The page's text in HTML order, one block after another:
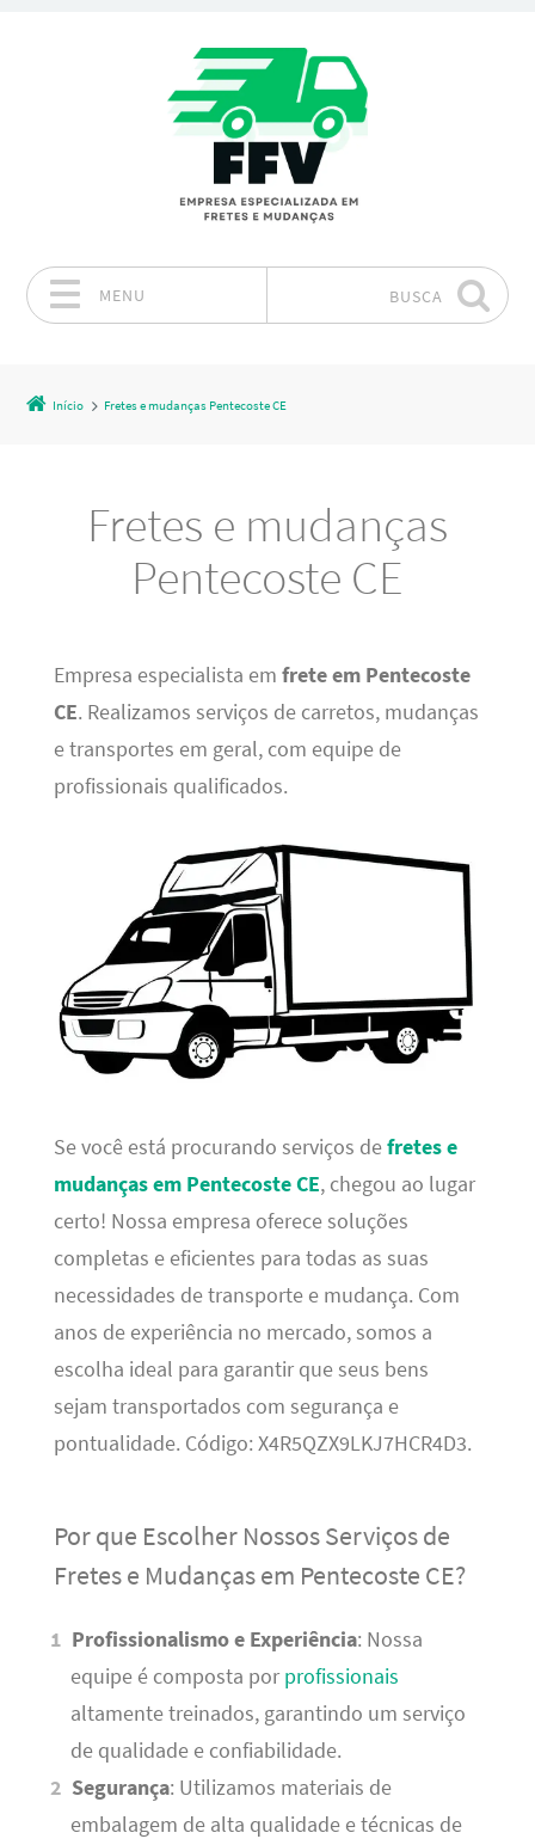
MENU BUSCA
Início Fretes e mudanças Pentecoste CE
Fretes e mudanças
Pentecoste CE
Empresa especialista em frete em Pentecoste
CE. Realizamos serviços de carretos, mudanças
e transportes em geral, com equipe de
profissionais qualificados.
Se você está procurando serviços defretes e
mudanças em Pentecoste CE, chegou ao lugar
certo! Nossa empresa oferece soluções
completas e eficientes para todas as suas
necessidades de transporte e mudança. Com
anos de experiência no mercado, somos a
escolha ideal para garantir que seus bens
sejam transportados com segurança e
pontualidade. Código: X4R5QZX9LKJ7HCR4D3.
Por que Escolher Nossos Serviços de
Fretes e Mudanças em Pentecoste CE?
Profissionalismo e Experiência: Nossa
equipe é composta por profissionais
altamente treinados, garantindo um serviço
de qualidade e confiabilidade.
Segurança: Utilizamos materiais de
embalagem de alta qualidade e técnicas de